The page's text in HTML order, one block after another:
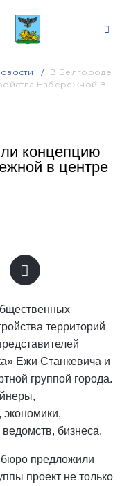
В Белгороде
Набережной В
концепцию
в центре
территорий
Ежи Станкевича и
группой города.
экономики,
бизнеса.
бюро предложили
проект не только